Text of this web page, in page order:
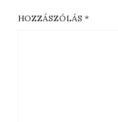
HOZZÁSZÓLÁS *